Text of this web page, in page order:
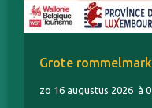
Grote
zo 16 augustus 2026 à